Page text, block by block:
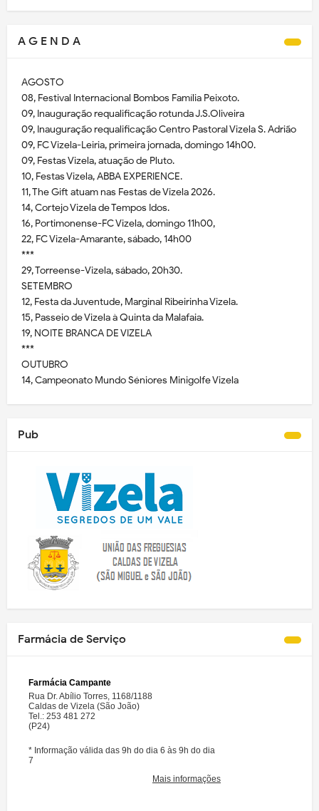
A G E N D A
AGOSTO
08, Festival Internacional Bombos Família Peixoto.
09, Inauguração requalificação rotunda J.S.Oliveira
09, Inauguração requalificação Centro Pastoral Vizela S. Adrião
09, FC Vizela-Leiria, primeira jornada, domingo 14h00.
09, Festas Vizela, atuação de Pluto.
10, Festas Vizela, ABBA EXPERIENCE.
11, The Gift atuam nas Festas de Vizela 2026.
14, Cortejo Vizela de Tempos Idos.
16, Portimonense-FC Vizela, domingo 11h00,
22, FC Vizela-Amarante, sábado, 14h00
***
29, Torreense-Vizela, sábado, 20h30.
SETEMBRO
12, Festa da Juventude, Marginal Ribeirinha Vizela.
15, Passeio de Vizela à Quinta da Malafaia.
19, NOITE BRANCA DE VIZELA
***
OUTUBRO
14, Campeonato Mundo Séniores Minigolfe Vizela
Pub
Farmácia de Serviço